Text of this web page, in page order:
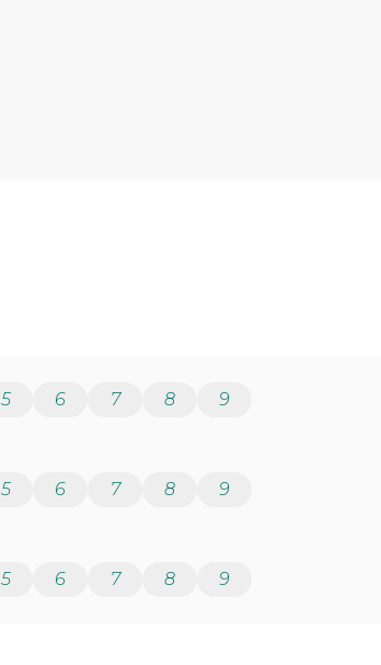
5 6 7 8 9
5 6 7 8 9
5 6 7 8 9